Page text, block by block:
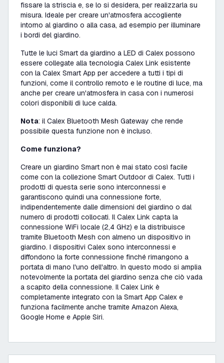
fissare la striscia e, se lo si desidera, per realizzarla su
misura. Ideale per creare un'atmosfera accogliente
intorno al giardino o alla casa, ad esempio per illuminare
i bordi del giardino.
Tutte le luci Smart da giardino a LED di Calex possono
essere collegate alla tecnologia Calex Link esistente
con la Calex Smart App per accedere a tutti i tipi di
funzioni, come il controllo remoto e le routine di luce, ma
anche per creare un'atmosfera in casa con i numerosi
colori disponibili di luce calda.
Nota: il Calex Bluetooth Mesh Gateway che rende
possibile questa funzione non è incluso.
Come funziona?
Creare un giardino Smart non è mai stato così facile
come con la collezione Smart Outdoor di Calex. Tutti i
prodotti di questa serie sono interconnessi e
garantiscono quindi una connessione forte,
indipendentemente dalle dimensioni del giardino o dal
numero di prodotti collocati. Il Calex Link capta la
connessione WiFi locale (2,4 GHz) e la distribuisce
tramite Bluetooth Mesh con almeno un dispositivo in
giardino. I dispositivi Calex sono interconnessi e
diffondono la forte connessione finché rimangono a
portata di mano l'uno dell'altro. In questo modo si amplia
notevolmente la portata del giardino senza che ciò vada
a scapito della connessione. Il Calex Link è
completamente integrato con la Smart App Calex e
funziona facilmente anche tramite Amazon Alexa,
Google Home e Apple Siri.